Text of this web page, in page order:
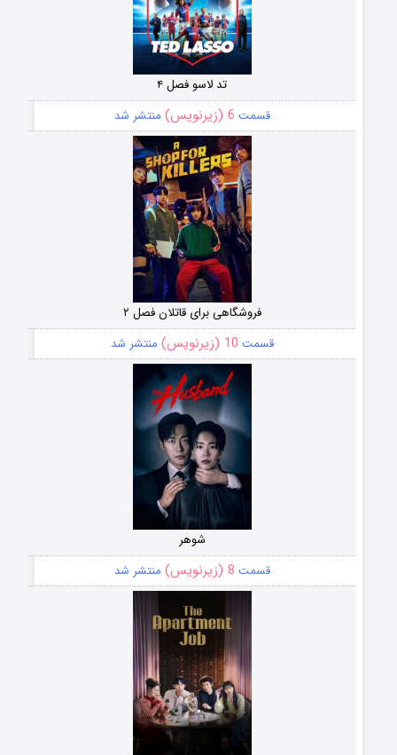
تد لاسو فصل ۴
قسمت 6 (زیرنویس) منتشر شد
فروشگاهی برای قاتلان فصل ۲
قسمت 10 (زیرنویس) منتشر شد
شوهر
قسمت 8 (زیرنویس) منتشر شد